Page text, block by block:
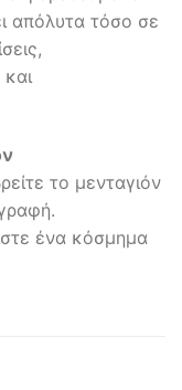
απόλυτα τόσο σε
το μενταγιόν
ένα κόσμημα